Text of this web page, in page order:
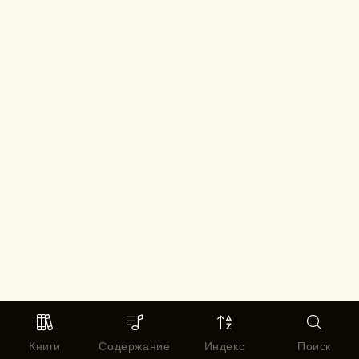
Книги Содержание Индекс Поиск